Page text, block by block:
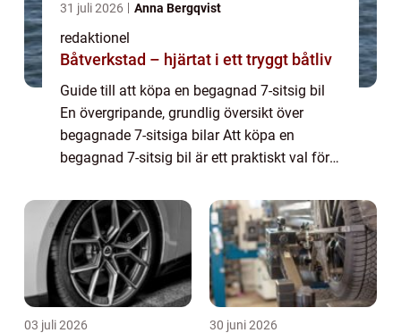
31 juli 2026 Anna Bergqvist
redaktionel
Båtverkstad – hjärtat i ett tryggt båtliv
Guide till att köpa en begagnad 7-sitsig bil
En övergripande, grundlig översikt över
begagnade 7-sitsiga bilar Att köpa en
begagnad 7-sitsig bil är ett praktiskt val för
utrymme och flexibilitet. Dessa bilar er...
03 juli 2026 30 juni 2026